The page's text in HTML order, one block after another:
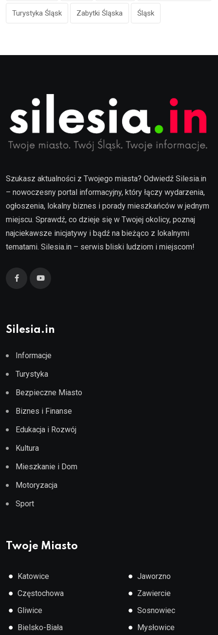
Turystyka Śląsk Zabytki Śląska Śląsk
Szukasz aktualności z Twojego miasta? Odwiedź Silesia.in
– nowoczesny portal informacyjny, który łączy wydarzenia,
ogłoszenia, lokalny biznes i porady mieszkańców w jednym
miejscu. Sprawdź, co dzieje się w Twojej okolicy, poznaj
najciekawsze inicjatywy i bądź na bieżąco z lokalnymi
tematami. Silesia.in – serwis bliski ludziom i miejscom!
Silesia.in
Informacje
Turystyka
Bezpieczne Miasto
Biznes i Finanse
Edukacja i Rozwój
Kultura
Mieszkanie i Dom
Motoryzacja
Sport
Twoje Miasto
● Katowice
● Częstochowa
● Gliwice
● Bielsko-Biała
● Jaworzno
● Zawiercie
● Sosnowiec
● Mysłowice